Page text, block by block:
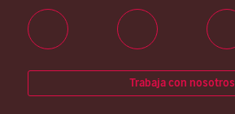
Trabaja con nosotros